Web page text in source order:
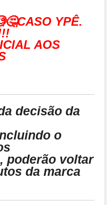
YPÊ.
AOS
decisão da
o
poderão voltar
da marca